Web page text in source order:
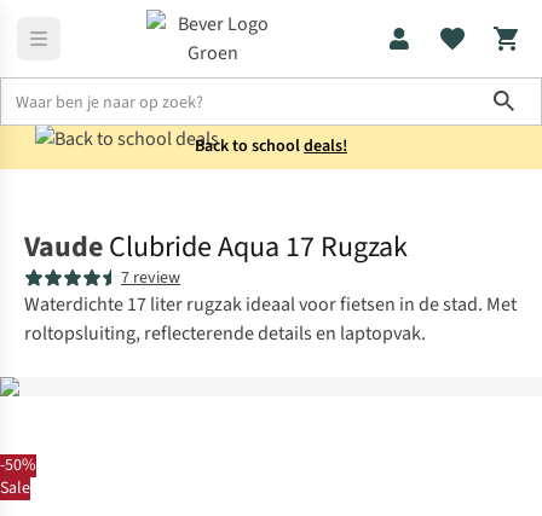
Back to schooldeals!
-50%
Sale
VaudeClubride Aqua 17 Rugzak
7 review
Waterdichte 17 liter rugzak ideaal voor fietsen in de stad. Met
roltopsluiting, reflecterende details en laptopvak.